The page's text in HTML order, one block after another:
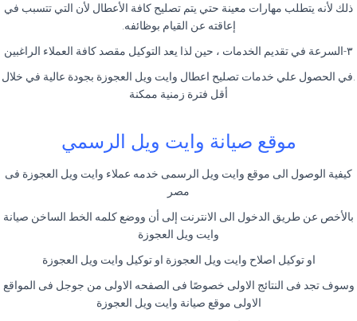
ذلك لأنه يتطلب مهارات معينة حتي يتم تصليح كافة الأعطال لأن التي تتسبب في
إعاقته عن القيام بوظائفه.
٣-السرعة في تقديم الخدمات ، حين لذا يعد التوكيل مقصد كافة العملاء الراغبين
.في الحصول علي خدمات تصليح اعطال وايت ويل العجوزة بجودة عالية في خلال
أقل فترة زمنية ممكنة
موقع صيانة وايت ويل الرسمي
كيفية الوصول الى موقع وايت ويل الرسمى خدمه عملاء وايت ويل العجوزة فى
مصر
بالأخص عن طريق الدخول الى الانترنت إلى أن ووضع كلمه الخط الساخن صيانة
وايت ويل العجوزة
او توكيل اصلاح وايت ويل العجوزة او توكيل وايت ويل العجوزة
وسوف تجد فى النتائج الاولى خصوصًا فى الصفحه الاولى من جوجل فى المواقع
الاولى موقع صيانة وايت ويل العجوزة